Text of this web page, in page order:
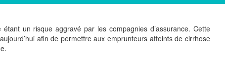
un risque aggravé par les compagnies d’assurance. Cette
afin de permettre aux emprunteurs atteints de cirrhose